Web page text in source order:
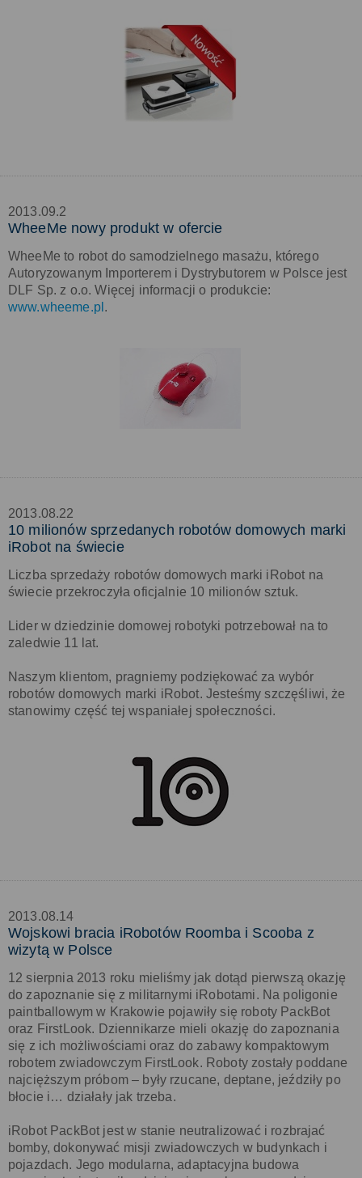
2013.09.2
WheeMe nowy produkt w ofercie
WheeMe to robot do samodzielnego masażu, którego
Autoryzowanym Importerem i Dystrybutorem w Polsce jest
DLF Sp. z o.o. Więcej informacji o produkcie:
www.wheeme.pl .
2013.08.22
10 milionów sprzedanych robotów domowych marki
iRobot na świecie
Liczba sprzedaży robotów domowych marki iRobot na
świecie przekroczyła oficjalnie 10 milionów sztuk.
Lider w dziedzinie domowej robotyki potrzebował na to
zaledwie 11 lat.
Naszym klientom, pragniemy podziękować za wybór
robotów domowych marki iRobot. Jesteśmy szczęśliwi, że
stanowimy część tej wspaniałej społeczności.
2013.08.14
Wojskowi bracia iRobotów Roomba i Scooba z
wizytą w Polsce
12 sierpnia 2013 roku mieliśmy jak dotąd pierwszą okazję
do zapoznanie się z militarnymi iRobotami. Na poligonie
paintballowym w Krakowie pojawiły się roboty PackBot
oraz FirstLook. Dziennikarze mieli okazję do zapoznania
się z ich możliwościami oraz do zabawy kompaktowym
robotem zwiadowczym FirstLook. Roboty zostały poddane
najcięższym próbom – były rzucane, deptane, jeździły po
błocie i… działały jak trzeba.
iRobot PackBot jest w stanie neutralizować i rozbrajać
bomby, dokonywać misji zwiadowczych w budynkach i
pojazdach. Jego modularna, adaptacyjna budowa